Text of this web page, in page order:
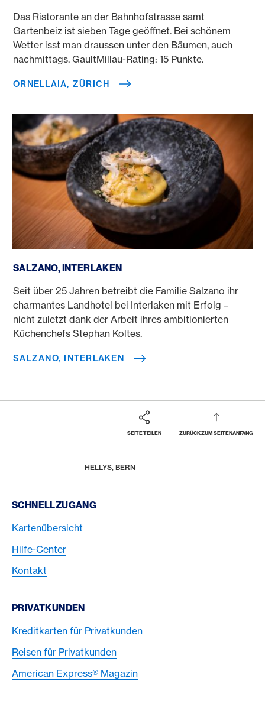
Das Ristorante an der Bahnhofstrasse samt
Gartenbeiz ist sieben Tage geöffnet. Bei schönem
Wetter isst man draussen unter den Bäumen, auch
nachmittags. GaultMillau-Rating: 15 Punkte.
ORNELLAIA, ZÜRICH
SALZANO, INTERLAKEN
Seit über 25 Jahren betreibt die Familie Salzano ihr
charmantes Landhotel bei Interlaken mit Erfolg –
nicht zuletzt dank der Arbeit ihres ambitionierten
Küchenchefs Stephan Koltes.
SALZANO, INTERLAKEN
SEITE TEILEN ZURÜCK ZUM SEITENANFANG
HELLYS, BERN
Footer Navigation
SCHNELLZUGANG
Kartenübersicht
Hilfe-Center
Kontakt
PRIVATKUNDEN
Kreditkarten für Privatkunden
Reisen für Privatkunden
American Express® Magazin